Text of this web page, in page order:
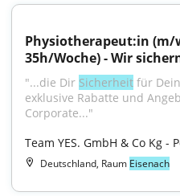
Physiotherapeut:in (m/
35h/Woche) - Wir
"...die Dir Sicherheit für
exklusive Rabatte und
Corporate..."
Team YES. GmbH & Co Kg -
Deutschland, Raum Eisenach